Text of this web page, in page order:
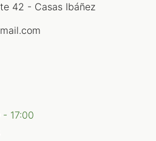
42 - Casas Ibáñez
17:00